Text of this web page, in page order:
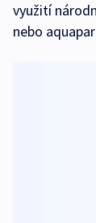
využití
nebo